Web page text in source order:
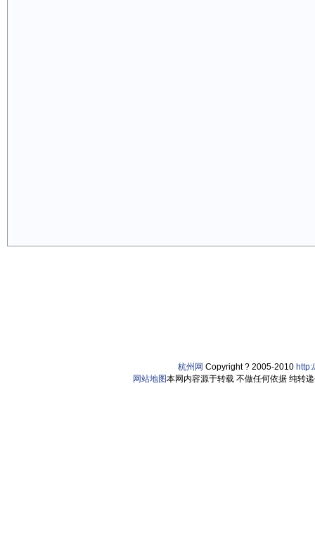
杭州网 Copyright ? 2005-2010
网站地图本网内容源于转载 不做任何依据 纯转